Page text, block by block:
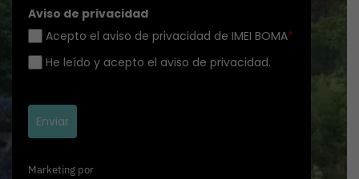
Aviso de privacidad
Acepto el aviso de privacidad de IMEI BOMA*
He leído y acepto el aviso de privacidad.
Enviar
Marketing por